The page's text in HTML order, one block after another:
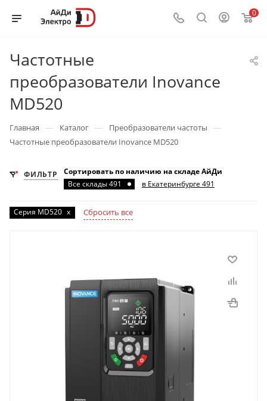
0
Частотные
преобразователи Inovance
MD520
Главная — Каталог — Преобразователи частоты —
Частотные преобразователи Inovance MD520
ФИЛЬТР
Сортировать по наличию на складе АйДи
Все склады 491
в Екатеринбурге 491
Серия MD520 x Сбросить все